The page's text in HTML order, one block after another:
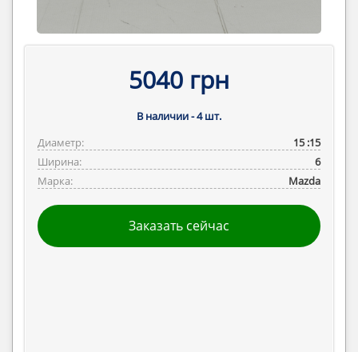
5040 грн
В наличии -4шт.
Диаметр:
15 :15
Ширина:
6
Марка:
Mazda
Заказать сейчас